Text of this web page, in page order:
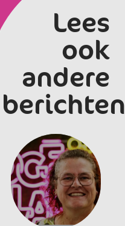
Lees
ook
andere